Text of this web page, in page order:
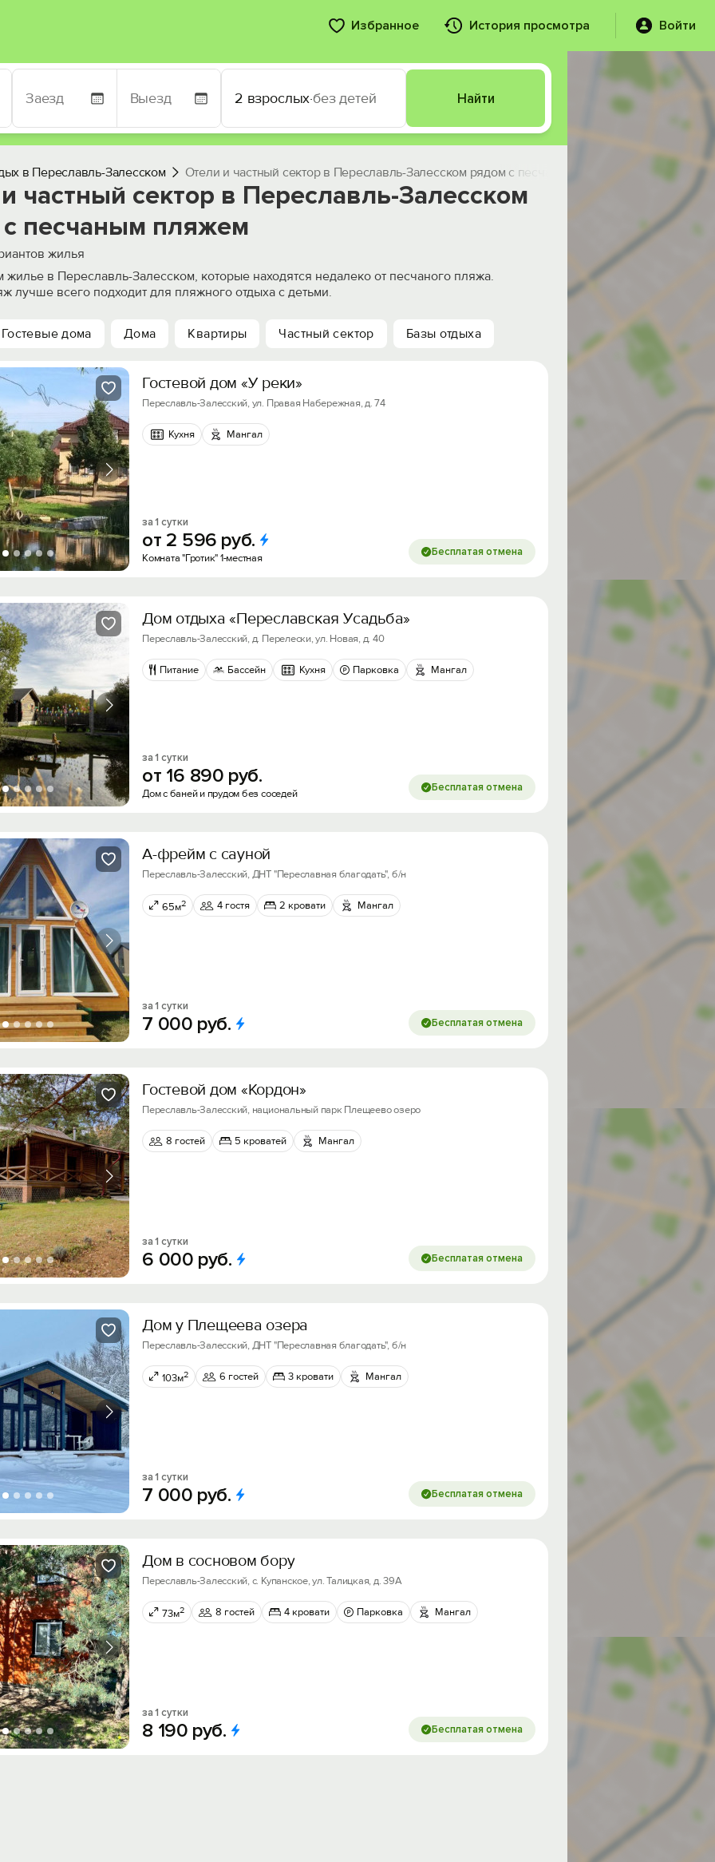
Избранное История просмотра Войти
2 взрослых·без детей Найти
в Переславль-Залесском Отели и частный сектор в Переславль-Залесском рядом c песчаным пляжем
частный сектор в Переславль-Залесском
песчаным пляжем
жилья
жилье в Переславль-Залесском, которые находятся недалеко от песчаного пляжа.
лучше всего подходит для пляжного отдыха с детьми.
Гостевые дома Дома Квартиры Частный сектор Базы отдыха
Гостевой дом «У реки»
Переславль-Залесский, ул. Правая Набережная, д. 74
Кухня Мангал
за 1 сутки
от 2 596 руб.
Комната "Гротик" 1-местная Бесплатая отмена
Дом отдыха «Переславская Усадьба»
Переславль-Залесский, д. Перелески, ул. Новая, д. 40
Питание Бассейн Кухня Парковка Мангал
за 1 сутки
от 16 890 руб.
Дом с баней и прудом без соседей Бесплатая отмена
A-фрейм c caунoй
Переславль-Залесский, ДНТ "Переславная благодать", б/н
65м2 4 гостя 2 кровати Мангал
за 1 сутки
7 000 руб. Бесплатая отмена
Гостевой дом «Кордон»
Переславль-Залесский, национальный парк Плещеево озеро
8 гостей 5 кроватей Мангал
за 1 сутки
6 000 руб. Бесплатая отмена
Дoм у Плeщеева озеpа
Переславль-Залесский, ДНТ "Переславная благодать", б/н
103м2 6 гостей 3 кровати Мангал
за 1 сутки
7 000 руб. Бесплатая отмена
Дом в сосновом бору
Переславль-Залесский, с. Купанское, ул. Талицкая, д. 39А
73м2 8 гостей 4 кровати Парковка Мангал
за 1 сутки
8 190 руб. Бесплатая отмена